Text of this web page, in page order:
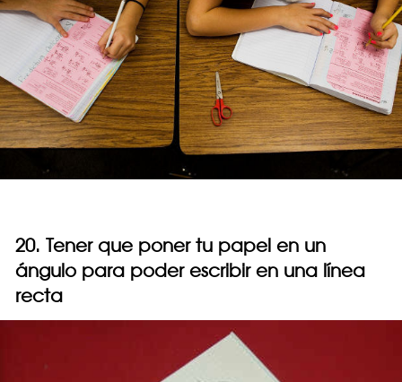
20. Tener que poner tu papel en un
ángulo para poder escribir en una línea
recta